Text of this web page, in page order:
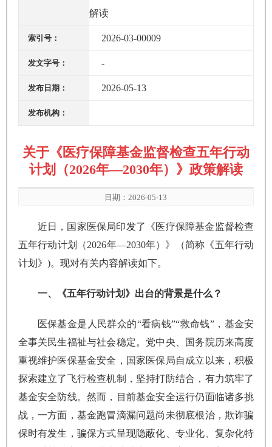
解读
索引号： 2026-03-00009
发文字号： -
发布日期： 2026-05-13
发布机构：
关于《医疗保障基金监督检查五年行动
计划（2026年—2030年）》政策解读
日期：2026-05-13
近日，国家医保局印发了《医疗保障基金监督检查
五年行动计划（2026年—2030年）》（简称《五年行动
计划》)。现对有关内容解读如下。
一、《五年行动计划》出台的背景是什么？
医保基金是人民群众的“看病钱”“救命钱”，基金安
全事关民生福祉与社会稳定。党中央、国务院历来高度
重视维护医保基金安全，国家医保局自成立以来，积极
探索建立了飞行检查机制，坚持打防结合，有力筑牢了
基金安全防线。然而，目前基金安全运行仍面临诸多挑
战，一方面，基金跑冒滴漏问题尚未彻底根治，欺诈骗
保时有发生，骗保方式呈现隐蔽化、专业化、复杂化特